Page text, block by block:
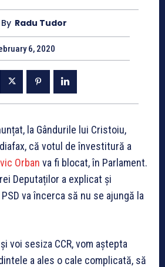
By Radu Tudor
6, 2020
la Gândurile lui Cristoiu,
că votul de învestitură a
Orban va fi blocat, în Parlament.
Deputaților a explicat și
va încerca să nu se ajungă la
voi sesiza CCR, vom aștepta
a ales o cale complicată, să